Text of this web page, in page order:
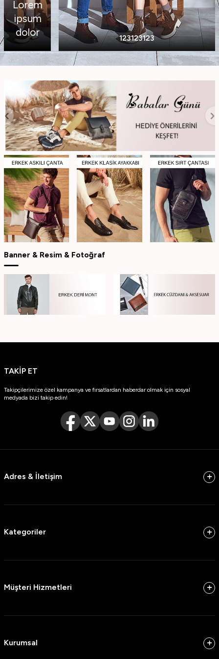
Lorem
ipsum
dolor
123123123
Banner & Resim & Fotoğraf
TAKİP ET
Takipçilerimize özel kampanya ve fırsatlardan haberdar olmak için sosyal
medyada bizi takip edin!
Adres & İletişim
Kategoriler
Müşteri Hizmetleri
Kurumsal